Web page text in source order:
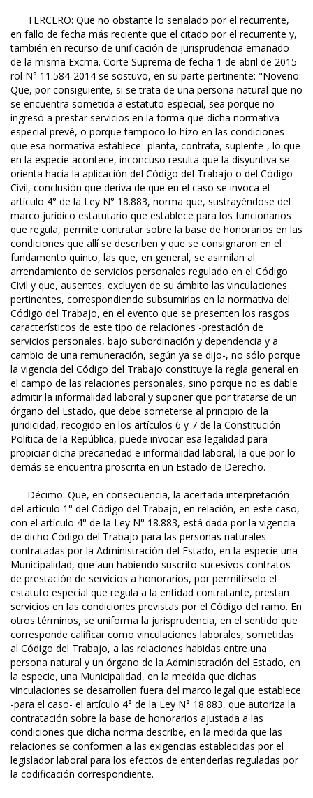
TERCERO: Que no obstante lo señalado por el recurrente,
en fallo de fecha más reciente que el citado por el recurrente y,
también en recurso de unificación de jurisprudencia emanado
de la misma Excma. Corte Suprema de fecha 1 de abril de 2015
rol N° 11.584-2014 se sostuvo, en su parte pertinente: "Noveno:
Que, por consiguiente, si se trata de una persona natural que no
se encuentra sometida a estatuto especial, sea porque no
ingresó a prestar servicios en la forma que dicha normativa
especial prevé, o porque tampoco lo hizo en las condiciones
que esa normativa establece -planta, contrata, suplente-, lo que
en la especie acontece, inconcuso resulta que la disyuntiva se
orienta hacia la aplicación del Código del Trabajo o del Código
Civil, conclusión que deriva de que en el caso se invoca el
artículo 4° de la Ley N° 18.883, norma que, sustrayéndose del
marco jurídico estatutario que establece para los funcionarios
que regula, permite contratar sobre la base de honorarios en las
condiciones que allí se describen y que se consignaron en el
fundamento quinto, las que, en general, se asimilan al
arrendamiento de servicios personales regulado en el Código
Civil y que, ausentes, excluyen de su ámbito las vinculaciones
pertinentes, correspondiendo subsumirlas en la normativa del
Código del Trabajo, en el evento que se presenten los rasgos
característicos de este tipo de relaciones -prestación de
servicios personales, bajo subordinación y dependencia y a
cambio de una remuneración, según ya se dijo-, no sólo porque
la vigencia del Código del Trabajo constituye la regla general en
el campo de las relaciones personales, sino porque no es dable
admitir la informalidad laboral y suponer que por tratarse de un
órgano del Estado, que debe someterse al principio de la
juridicidad, recogido en los artículos 6 y 7 de la Constitución
Política de la República, puede invocar esa legalidad para
propiciar dicha precariedad e informalidad laboral, la que por lo
demás se encuentra proscrita en un Estado de Derecho.
Décimo: Que, en consecuencia, la acertada interpretación
del artículo 1° del Código del Trabajo, en relación, en este caso,
con el artículo 4° de la Ley N° 18.883, está dada por la vigencia
de dicho Código del Trabajo para las personas naturales
contratadas por la Administración del Estado, en la especie una
Municipalidad, que aun habiendo suscrito sucesivos contratos
de prestación de servicios a honorarios, por permitírselo el
estatuto especial que regula a la entidad contratante, prestan
servicios en las condiciones previstas por el Código del ramo. En
otros términos, se uniforma la jurisprudencia, en el sentido que
corresponde calificar como vinculaciones laborales, sometidas
al Código del Trabajo, a las relaciones habidas entre una
persona natural y un órgano de la Administración del Estado, en
la especie, una Municipalidad, en la medida que dichas
vinculaciones se desarrollen fuera del marco legal que establece
-para el caso- el artículo 4° de la Ley N° 18.883, que autoriza la
contratación sobre la base de honorarios ajustada a las
condiciones que dicha norma describe, en la medida que las
relaciones se conformen a las exigencias establecidas por el
legislador laboral para los efectos de entenderlas reguladas por
la codificación correspondiente.